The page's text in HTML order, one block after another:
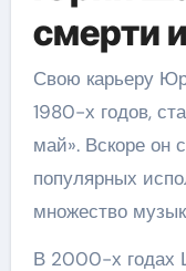
смерти
Свою карьеру
1980-х годов,
май». Вскоре он
популярных
множество
В 2000-х годах